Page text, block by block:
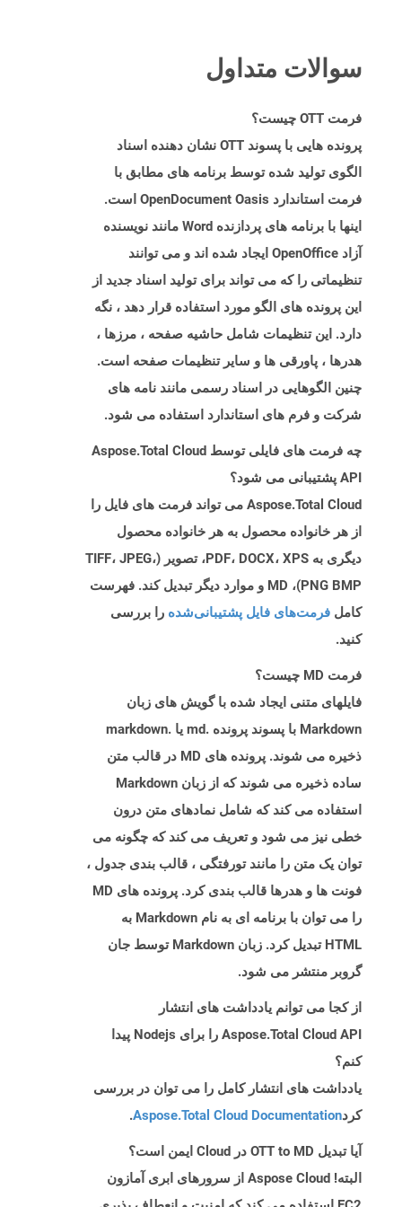
سوالات متداول
فرمت OTT چیست؟
پرونده هایی با پسوند OTT نشان دهنده اسناد
الگوی تولید شده توسط برنامه های مطابق با
فرمت استاندارد OpenDocument Oasis است.
اینها با برنامه های پردازنده Word مانند نویسنده
آزاد OpenOffice ایجاد شده اند و می توانند
تنظیماتی را که می تواند برای تولید اسناد جدید از
این پرونده های الگو مورد استفاده قرار دهد ، نگه
دارد. این تنظیمات شامل حاشیه صفحه ، مرزها ،
هدرها ، پاورقی ها و سایر تنظیمات صفحه است.
چنین الگوهایی در اسناد رسمی مانند نامه های
شرکت و فرم های استاندارد استفاده می شود.
چه فرمت های فایلی توسط Aspose.Total Cloud
API پشتیبانی می شود؟
Aspose.Total Cloud می تواند فرمت های فایل را
از هر خانواده محصول به هر خانواده محصول
دیگری به PDF، DOCX، XPS، تصویر (TIFF، JPEG،
PNG BMP)، MD و موارد دیگر تبدیل کند. فهرست
کامل فرمت‌های فایل پشتیبانی‌شده را بررسی
کنید.
فرمت MD چیست؟
فایلهای متنی ایجاد شده با گویش های زبان
Markdown با پسوند پرونده .md یا .markdown
ذخیره می شوند. پرونده های MD در قالب متن
ساده ذخیره می شوند که از زبان Markdown
استفاده می کند که شامل نمادهای متن درون
خطی نیز می شود و تعریف می کند که چگونه می
توان یک متن را مانند تورفتگی ، قالب بندی جدول ،
فونت ها و هدرها قالب بندی کرد. پرونده های MD
را می توان با برنامه ای به نام Markdown به
HTML تبدیل کرد. زبان Markdown توسط جان
گروبر منتشر می شود.
از کجا می توانم یادداشت های انتشار
Aspose.Total Cloud API را برای Nodejs پیدا
کنم؟
یادداشت های انتشار کامل را می توان در بررسی
کردAspose.Total Cloud Documentation
.
آیا تبدیل OTT to MD در Cloud ایمن است؟
البته! Aspose Cloud از سرورهای ابری آمازون